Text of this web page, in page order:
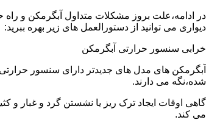
در ادامه،علت بروز مشکلات متداول آبگرمکن و
دیواری می توانید از دستورالعمل های زیر بهره ببرید:
خرابی سنسور حرارتی آبگرمکن
آبگرمکن های مدل های جدیدتر دارای سنسور
شده،نگه می دارند.
گاهی اوقات ایجاد ترک ریز یا نشستن گرد و غبار و
می کند.